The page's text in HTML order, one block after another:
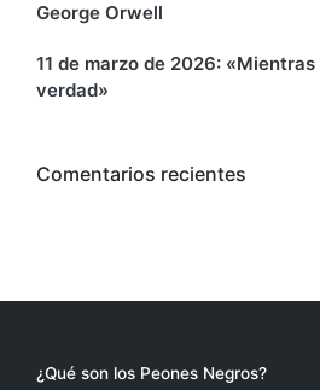
George Orwell
11 de marzo de 2026:
verdad»
Comentarios recientes
¿Qué son los Peones Negros?